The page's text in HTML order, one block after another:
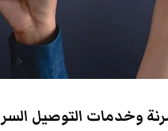
وخدمات التوصيل